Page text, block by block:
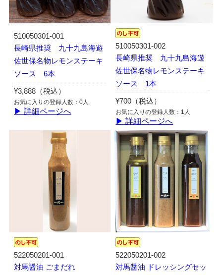
510050301-001
長崎県推奨 九十九島海遊
佐世保名物レモンステーキ
ソース 6本
¥3,888（税込）
お気に入りの登録人数：0人
▶ 詳細ページへ
510050301-002
長崎県推奨 九十九島海遊
佐世保名物レモンステーキ
ソース 1本
¥700（税込）
お気に入りの登録人数：1人
▶ 詳細ページへ
522050201-001
対馬醤油 ごまだれ
522050201-002
対馬醤油 ドレッシングセッ